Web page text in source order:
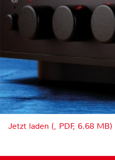
Jetzt laden (, PDF, 6.68 MB)